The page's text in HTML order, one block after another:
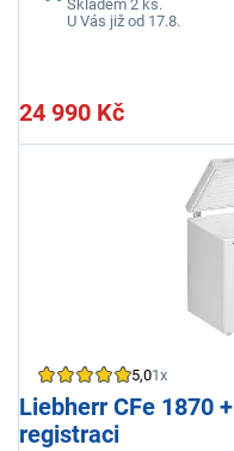
Skladem 2 ks.
U Vás již od 17.8.
24 990 Kč
5,01x
Liebherr CFe 1870
registraci